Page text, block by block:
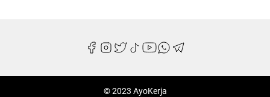
© 2023 AyoKerja